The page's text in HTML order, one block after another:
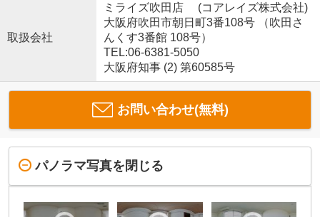
取扱会社
ミライズ吹田店 (コアレイズ株式会社)
大阪府吹田市朝日町3番108号 （吹田さ
んくす3番館 108号）
TEL:06-6381-5050
大阪府知事 (2) 第60585号
お問い合わせ(無料)
パノラマ写真を閉じる